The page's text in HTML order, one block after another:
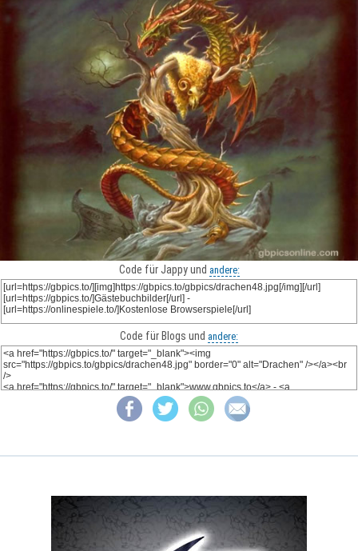
Code für Jappy und andere:
Code für Blogs und andere: